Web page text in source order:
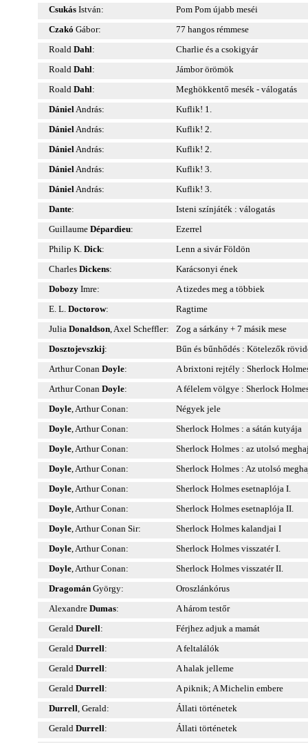
Csukás István:
Pom Pom újabb meséi
Czakó Gábor:
77 hangos rémmese
Roald Dahl:
Charlie és a csokigyár
Roald Dahl:
Jámbor örömök
Roald Dahl:
Meghökkentő mesék - válogatás
DánielAndrás:
Kuflik! 1.
DánielAndrás:
Kuflik! 2.
DánielAndrás:
Kuflik! 2.
DánielAndrás:
Kuflik! 3.
DánielAndrás:
Kuflik! 3.
Dante:
Isteni színjáték : válogatás
Guillaume Dépardieu:
Ezerrel
Philip K. Dick:
Lenn a sivár Földön
Charles Dickens:
Karácsonyi ének
Dobozy Imre:
A tizedes meg a többiek
E. L. Doctorow:
Ragtime
Julia Donaldson, Axel Scheffler:
Zog a sárkány + 7 másik mese
Dosztojevszkij:
Bűn és bűnhődés : Kötelezők
Arthur Conan Doyle:
A brixtoni rejtély : Sherlock
Arthur Conan Doyle:
A félelem völgye : Sherlock
Doyle, Arthur Conan:
Négyek jele
Doyle, Arthur Conan:
Sherlock Holmes : a sátán kutyája
Doyle, Arthur Conan:
Sherlock Holmes : az utolsó
Doyle, Arthur Conan:
Sherlock Holmes : Az utolsó
Doyle, Arthur Conan:
Sherlock Holmes esetnaplója I.
Doyle, Arthur Conan:
Sherlock Holmes esetnaplója II.
Doyle, Arthur Conan Sir:
Sherlock Holmes kalandjai I
Doyle, Arthur Conan:
Sherlock Holmes visszatér I.
Doyle, Arthur Conan:
Sherlock Holmes visszatér II.
Dragomán György:
Oroszlánkórus
Alexandre Dumas:
A három testőr
Gerald Durell:
Férjhez adjuk a mamát
Gerald Durrell:
A feltalálók
Gerald Durrell:
A halak jelleme
Gerald Durrell:
A piknik; A Michelin embere
Durrell, Gerald:
Állati történetek
Gerald Durrell: Állati történetek